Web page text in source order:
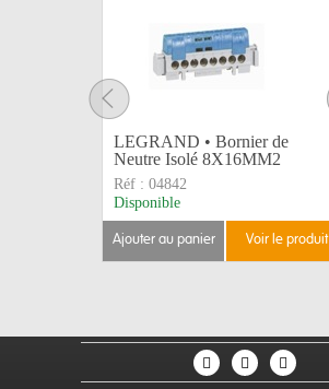
LEGRAND • Bornier de
Neutre Isolé 8X16MM2
Réf : 04842
Disponible
ajouter au panier voir le produit